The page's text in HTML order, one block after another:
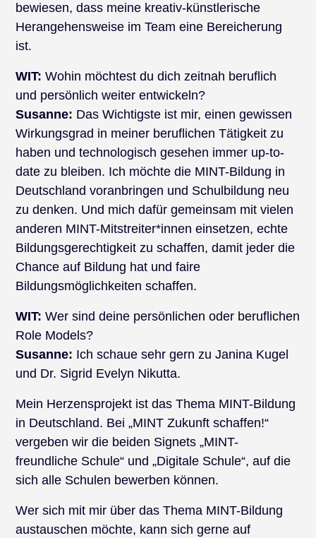
bewiesen, dass meine kreativ-künstlerische
Herangehensweise im Team eine Bereicherung
ist.
WIT: Wohin möchtest du dich zeitnah beruflich
und persönlich weiter entwickeln?
Susanne: Das Wichtigste ist mir, einen gewissen
Wirkungsgrad in meiner beruflichen Tätigkeit zu
haben und technologisch gesehen immer up-to-
date zu bleiben. Ich möchte die MINT-Bildung in
Deutschland voranbringen und Schulbildung neu
zu denken. Und mich dafür gemeinsam mit vielen
anderen MINT-Mitstreiter*innen einsetzen, echte
Bildungsgerechtigkeit zu schaffen, damit jeder die
Chance auf Bildung hat und faire
Bildungsmöglichkeiten schaffen.
WIT: Wer sind deine persönlichen oder beruflichen
Role Models?
Susanne: Ich schaue sehr gern zu Janina Kugel
und Dr. Sigrid Evelyn Nikutta.
Mein Herzensprojekt ist das Thema MINT-Bildung
in Deutschland. Bei „MINT Zukunft schaffen!“
vergeben wir die beiden Signets „MINT-
freundliche Schule“ und „Digitale Schule“, auf die
sich alle Schulen bewerben können.
Wer sich mit mir über das Thema MINT-Bildung
austauschen möchte, kann sich gerne auf